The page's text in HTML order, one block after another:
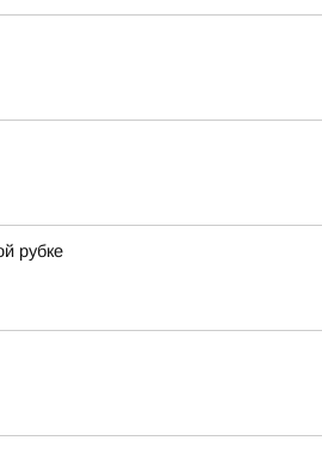
рубке